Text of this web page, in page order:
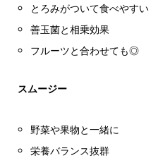
とろみがついて食べやすい
善玉菌と相乗効果
フルーツと合わせても◎
スムージー
野菜や果物と一緒に
栄養バランス抜群